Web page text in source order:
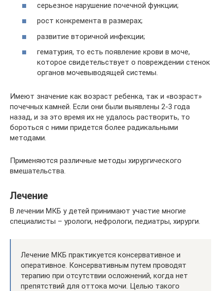
серьезное нарушение почечной функции;
рост конкремента в размерах;
развитие вторичной инфекции;
гематурия, то есть появление крови в моче,
которое свидетельствует о повреждении стенок
органов мочевыводящей системы.
Имеют значение как возраст ребенка, так и «возраст»
почечных камней. Если они были выявлены 2-3 года
назад, и за это время их не удалось растворить, то
бороться с ними придется более радикальными
методами.
Применяются различные методы хирургического
вмешательства.
Лечение
В лечении МКБ у детей принимают участие многие
специалисты – урологи, нефрологи, педиатры, хирурги.
Лечение МКБ практикуется консервативное и
оперативное. Консервативным путем проводят
терапию при отсутствии осложнений, когда нет
препятствий для оттока мочи. Целью такого